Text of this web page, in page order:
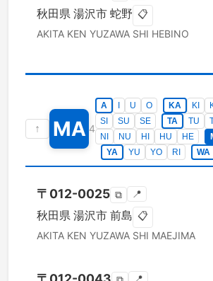
秋田県 湯沢市 蛇野 📋
AKITA KEN YUZAWA SHI HEBINO
↑ MA 4
A U O KA KI
SI
SU SE TA TU
NI
NU HI HU HE
YA
YU YO RI WA
〒 012-0025 ⧉ 📍
秋田県 湯沢市 前島 📋
AKITA KEN YUZAWA SHI MAEJIMA